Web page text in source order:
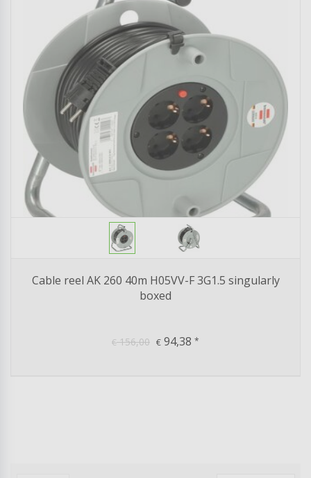
Cable reel AK 260 40m H05VV-F 3G1.5 singularly
boxed
€156,00 € 94,38 *